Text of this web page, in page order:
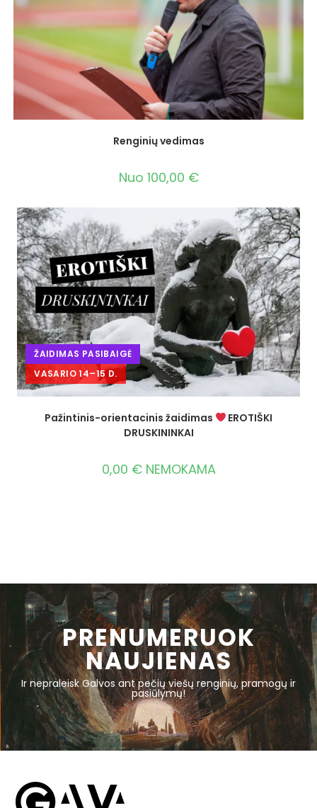
Renginių vedimas
Nuo 100,00 €
ŽAIDIMAS PASIBAIGĖ
VASARIO 14–15 D.
Pažintinis-orientacinis žaidimas
EROTIŠKI
DRUSKININKAI
0,00 € NEMOKAMA
PRENUMERUOK
NAUJIENAS
Ir nepraleisk Galvos ant pečių viešų renginių, pramogų ir
pasiūlymų!